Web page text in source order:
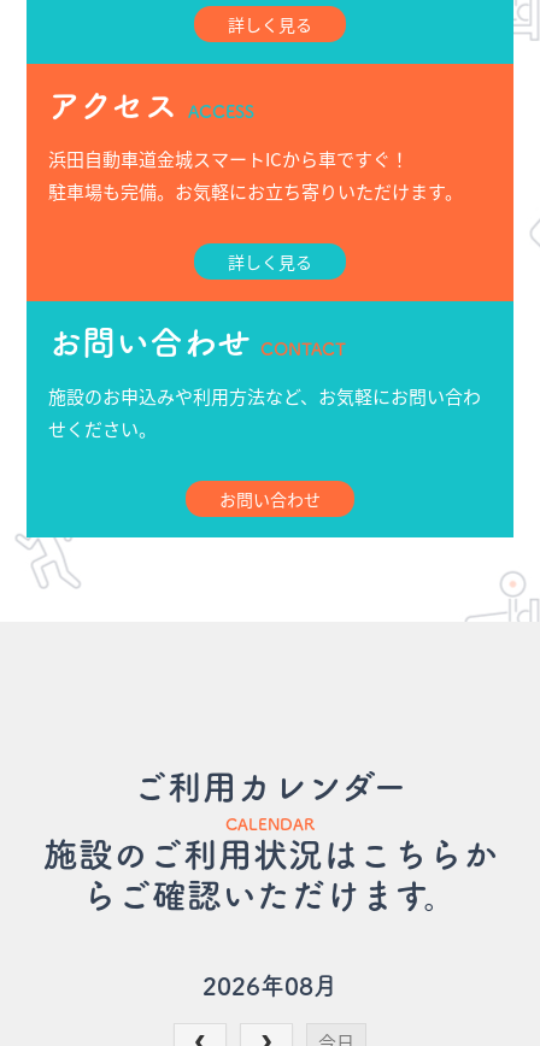
詳しく見る
アクセス ACCESS
浜田自動車道金城スマートICから車ですぐ！
駐車場も完備。お気軽にお立ち寄りいただけます。
詳しく見る
お問い合わせCONTACT
施設のお申込みや利用方法など、お気軽にお問い合わ
せください。
お問い合わせ
ご利用カレンダー
CALENDAR
施設のご利用状況はこちらか
らご確認いただけます。
2026年08月